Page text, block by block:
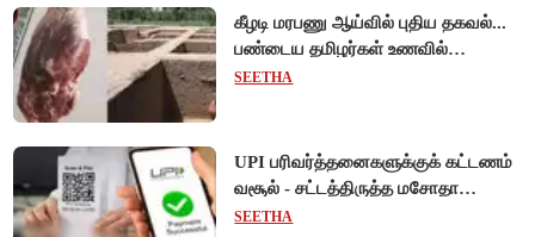
கீழடி மரபணு ஆய்வில் புதிய தகவல்...
பண்டைய தமிழர்கள் உணவில்
அதிகளவு இறைச்சி பயன்பாடு!
SEETHA
UPI பரிவர்த்தனைகளுக்குக் கட்டணம்
வசூல் - சட்டத்திருத்த மசோதா
நிறைவேற்றம்!
SEETHA